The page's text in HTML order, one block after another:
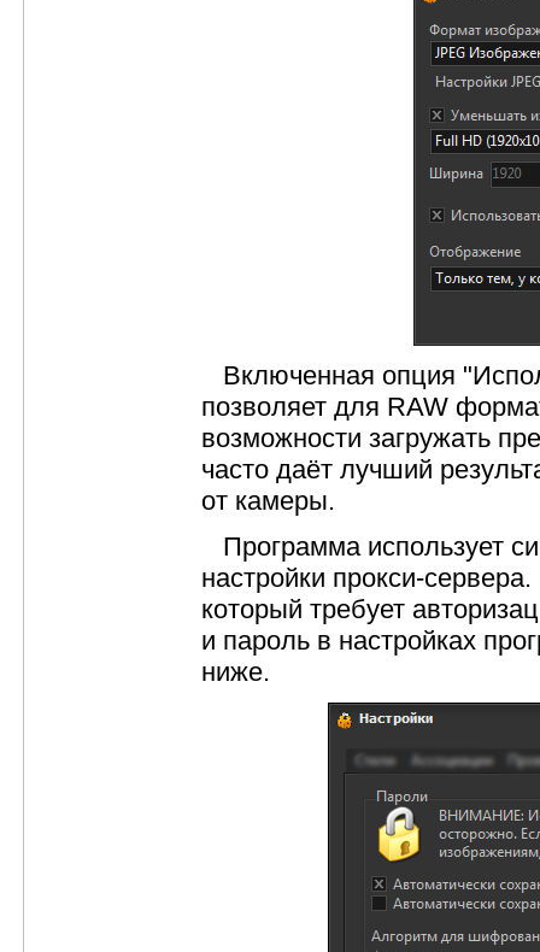
Включенная опция
позволяет для RAW
возможности загружать
часто даёт лучший
от камеры.
Программа использует
настройки прокси-
который требует
и пароль в настройках
ниже.